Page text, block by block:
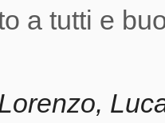
a tutti e